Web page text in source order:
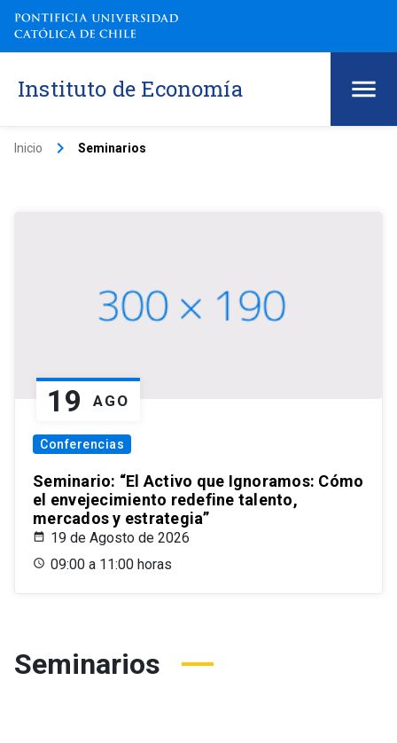
Instituto de Economía
Inicio keyboard_arrow_right Seminarios
19 AGO
Conferencias
Seminario: “El Activo que Ignoramos: Cómo
el envejecimiento redefine talento,
mercados y estrategia”
19 de Agosto de 2026
09:00 a 11:00 horas
Seminarios